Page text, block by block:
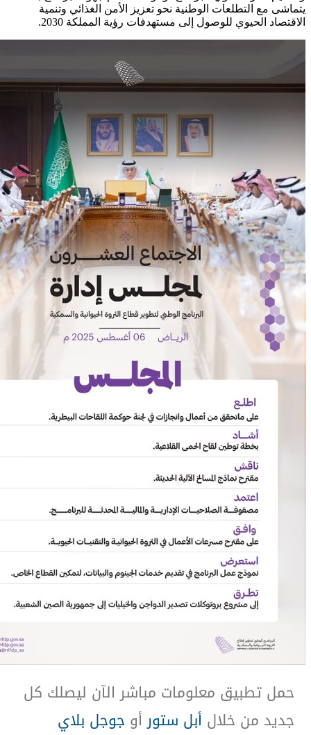
يتماشى مع التطلعات الوطنية نحو تعزيز الأمن الغذائي وتنمية
الاقتصاد الحيوي للوصول إلى مستهدفات رؤية المملكة 2030.
حمل تطبيق معلومات مباشر الآن ليصلك كل
جديد من خلال أبل ستور أو جوجل بلاي